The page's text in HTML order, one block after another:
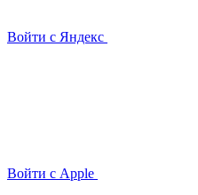
Войти с Яндекс
Войти с Apple